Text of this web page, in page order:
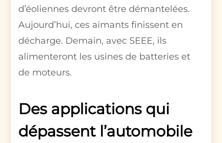
d’éoliennes devront être démantelées.
Aujourd’hui, ces aimants finissent en
décharge. Demain, avec SEEE, ils
alimenteront les usines de batteries et
de moteurs.
Des applications qui
dépassent l’automobile